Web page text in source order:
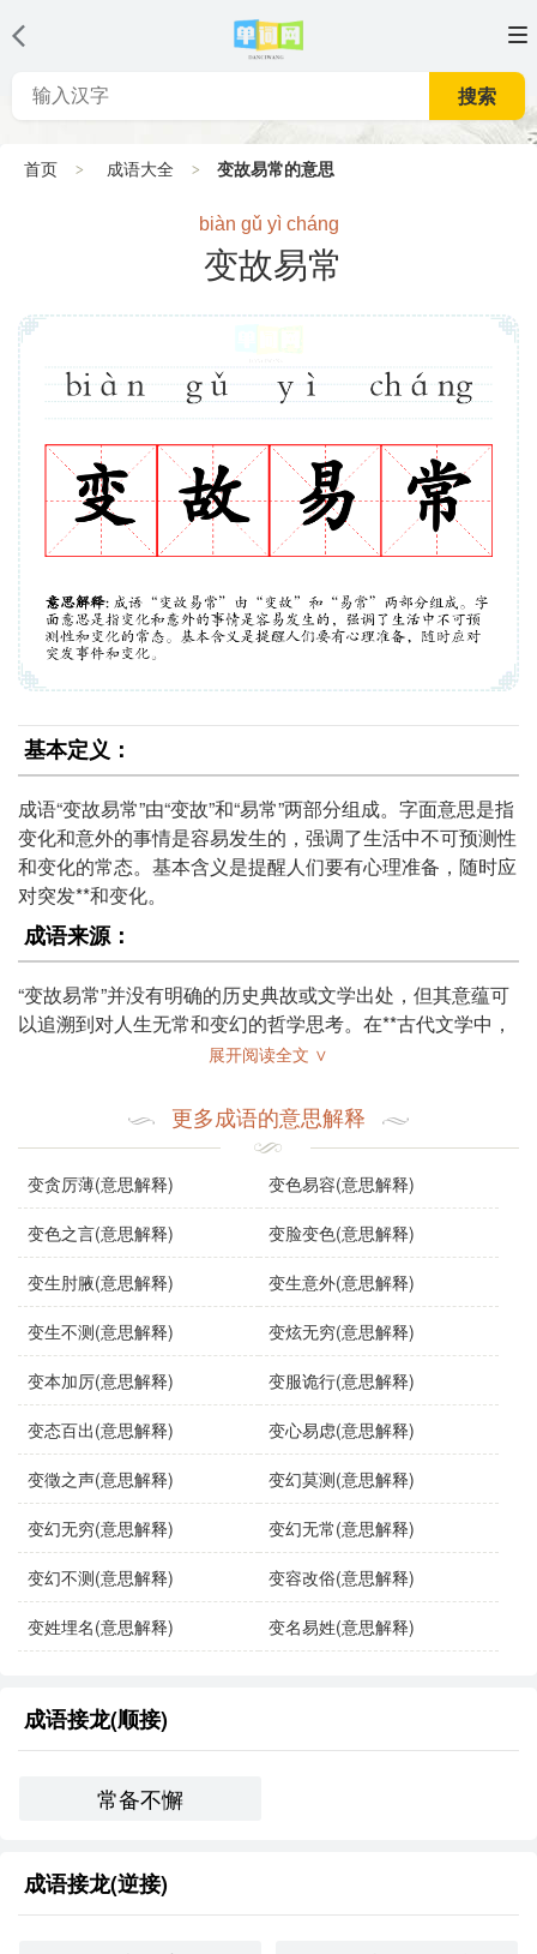
搜索
首页 成语大全 变故易常的意思
biàn gǔ yì cháng
变故易常
基本定义：
成语“变故易常”由“变故”和“易常”两部分组成。字面意思是指
变化和意外的事情是容易发生的，强调了生活中不可预测性
和变化的常态。基本含义是提醒人们要有心理准备，随时应
对突发**和变化。
成语来源：
“变故易常”并没有明确的历史典故或文学出处，但其意蕴可
以追溯到对人生无常和变幻的哲学思考。在**古代文学中，
许多作品探讨了命运的变化与人生的不确定性，类似的思想
使用场景：
该成语可以在多种语境下使用，包括：
文学作品：在小说或散文中，描写角色面对突发**时的心
理状态。
日常对话：朋友之间谈论生活中的挫折与挑战时可以引
用。
演讲：在公共演讲中，鼓励听众面对变化和挑战，保持
乐观态度。
示例句子：
在这动荡的时代，变故易常，我们必须学会随机应变。
面对突如其来的疫情，我们要接受变故易常的现实，积
同义成语：
展开阅读全文 ∨
更多成语的意思解释
变贪厉薄(意思解释) 变色易容(意思解释)
变色之言(意思解释) 变脸变色(意思解释)
变生肘腋(意思解释) 变生意外(意思解释)
变生不测(意思解释) 变炫无穷(意思解释)
变本加厉(意思解释) 变服诡行(意思解释)
变态百出(意思解释) 变心易虑(意思解释)
变徵之声(意思解释) 变幻莫测(意思解释)
变幻无穷(意思解释) 变幻无常(意思解释)
变幻不测(意思解释) 变容改俗(意思解释)
变姓埋名(意思解释) 变名易姓(意思解释)
成语接龙(顺接)
常备不懈
成语接龙(逆接)